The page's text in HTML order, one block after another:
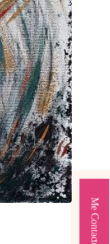
Me Contacter